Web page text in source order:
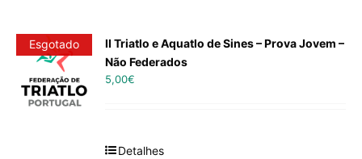
Esgotado
II Triatlo e Aquatlo de Sines – Prova Jovem –
Não Federados
5,00€
Detalhes